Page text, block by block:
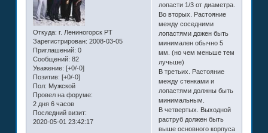
Откуда: г. Лениногорск РТ
Зарегистрирован: 2008-03-05
Приглашений: 0
Сообщений: 82
Уважение: [+0/-0]
Позитив: [+0/-0]
Пол: Мужской
Провел на форуме:
2 дня 6 часов
Последний визит:
2020-05-01 23:42:17
лопасти 1/3 от диаметра.
Во вторых. Растояние
между соседними
лопастями дожен быть
минимален обычно 5
мм. (но чем меньше тем
лучьше)
В третьих. Растояние
между стенками и
лопастями должны быть
минимальным.
В четвертых. Выходной
раструб должен быть
выше основного корпуса